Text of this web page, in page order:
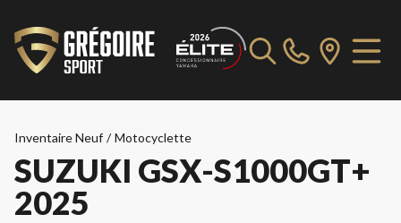
Inventaire Neuf / Motocyclette
SUZUKI GSX-S1000GT+
2025